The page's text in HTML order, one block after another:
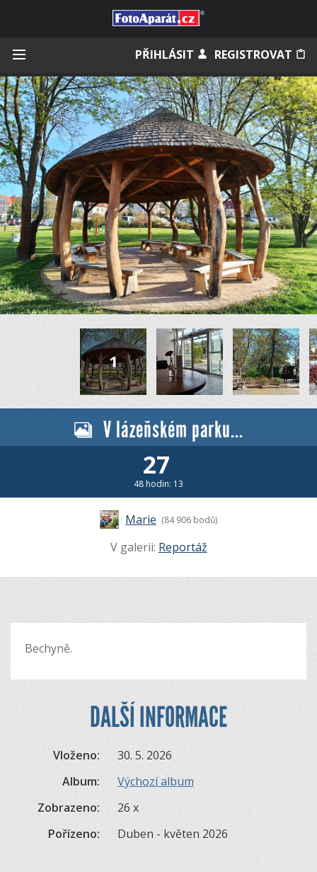
PŘIHLÁSIT REGISTROVAT
Zapamatovat
Zapomněli jste heslo?
Měli jste účet na starém webu?
V lázeňském parku...
27
48 hodin: 13
Marie (84 906 bodů)
V galerii: Reportáž
Bechyně.
DALŠÍ INFORMACE
Vloženo:
30. 5. 2026
Album:
Výchozí album
Zobrazeno:
26 x
Pořízeno:
Duben - květen 2026